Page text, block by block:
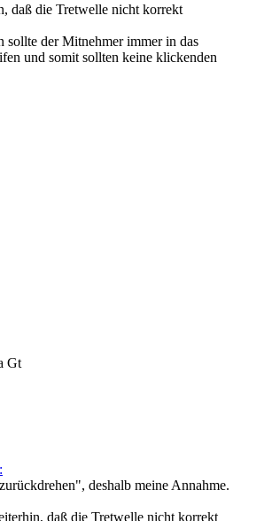
daß die Tretwelle nicht korrekt
sollte der Mitnehmer immer in das
und somit sollten keine klickenden
Gt
deshalb meine Annahme.
daß die Tretwelle nicht korrekt